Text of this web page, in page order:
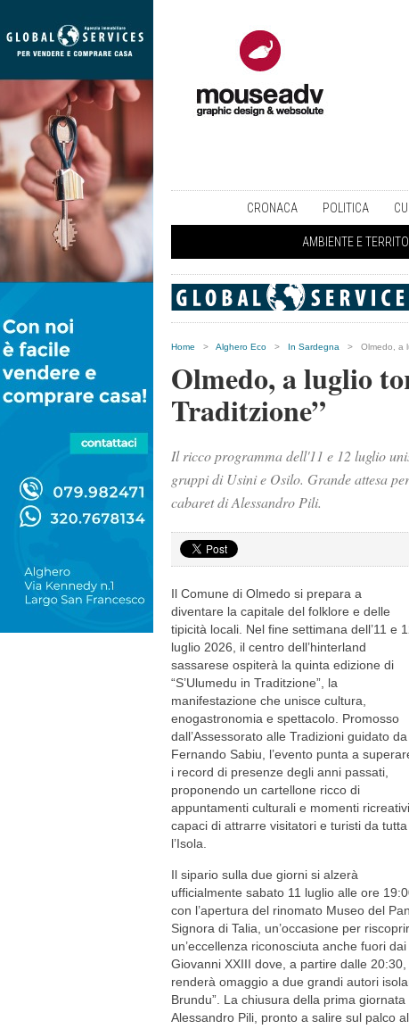
CRONACA POLITICA
AMBIENTE E
Home > Alghero Eco > In Sardegna > Olmedo, a
Olmedo, a luglio
Traditzione”
Il ricco programma dell'11 e 12 luglio
gruppi di Usini e Osilo. Grande attesa
cabaret di Alessandro Pili.
Il Comune di Olmedo si prepara a
diventare la capitale del folklore e delle
tipicità locali. Nel fine settimana dell’11 e
luglio 2026, il centro dell’hinterland
sassarese ospiterà la quinta edizione di
“S’Ulumedu in Traditzione”, la
manifestazione che unisce cultura,
enogastronomia e spettacolo. Promosso
dall’Assessorato alle Tradizioni guidato da
Fernando Sabiu, l’evento punta a
i record di presenze degli anni passati,
proponendo un cartellone ricco di
appuntamenti culturali e momenti ricreativi
capaci di attrarre visitatori e turisti da tutta
l’Isola.
Il sipario sulla due giorni si alzerà
ufficialmente sabato 11 luglio alle ore
con l’apertura del rinomato Museo del
Signora di Talia, un’occasione per
un’eccellenza riconosciuta anche fuori
Giovanni XXIII dove, a partire dalle
renderà omaggio a due grandi autori
Brundu”. La chiusura della prima
Alessandro Pili, pronto a salire sul palco